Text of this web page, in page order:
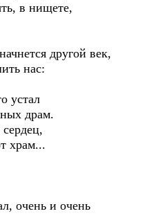
в нищете,
другой век,
нас:
устал
драм.
храм...
очень и очень